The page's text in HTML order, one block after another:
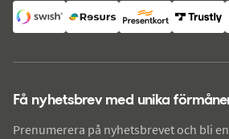
Få nyhetsbrev med unika
Prenumerera på nyhetsbrevet och bli